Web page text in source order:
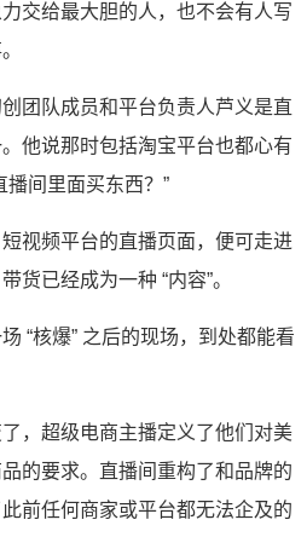
交给最大胆的人，也不会有人写
团队成员和平台负责人芦义是直
他说那时包括淘宝平台也都心有
播间里面买东西？”
视频平台的直播页面，便可走进
货已经成为一种 “内容”。
“核爆” 之后的现场，到处都能看
，超级电商主播定义了他们对美
的要求。直播间重构了和品牌的
前任何商家或平台都无法企及的